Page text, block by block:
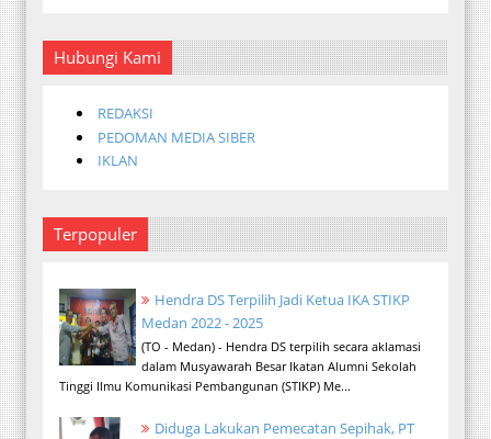
Hubungi Kami
REDAKSI
PEDOMAN MEDIA SIBER
IKLAN
Terpopuler
Hendra DS Terpilih Jadi Ketua IKA STIKP
Medan 2022 - 2025
(TO - Medan) - Hendra DS terpilih secara aklamasi
dalam Musyawarah Besar Ikatan Alumni Sekolah
Tinggi Ilmu Komunikasi Pembangunan (STIKP) Me...
Diduga Lakukan Pemecatan Sepihak, PT